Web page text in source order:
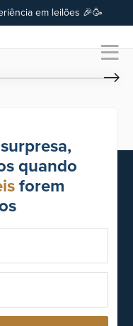
em leilões 🎉🥳
quando
forem